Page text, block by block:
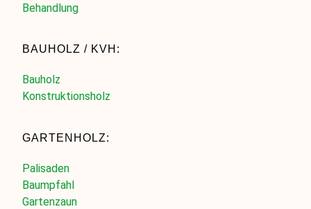
Behandlung
BAUHOLZ / KVH:
Bauholz
Konstruktionsholz
GARTENHOLZ:
Palisaden
Baumpfahl
Gartenzaun